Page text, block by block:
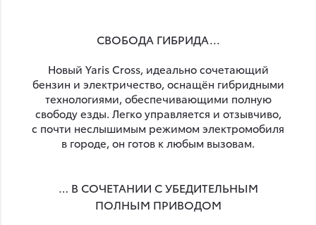
СВОБОДА ГИБРИДА...
Новый Yaris Cross, идеально сочетающий
бензин и электричество, оснащён гибридными
технологиями, обеспечивающими полную
свободу езды. Легко управляется и отзывчиво,
с почти неслышимым режимом электромобиля
в городе, он готов к любым вызовам.
… В СОЧЕТАНИИ С УБЕДИТЕЛЬНЫМ
ПОЛНЫМ ПРИВОДОМ